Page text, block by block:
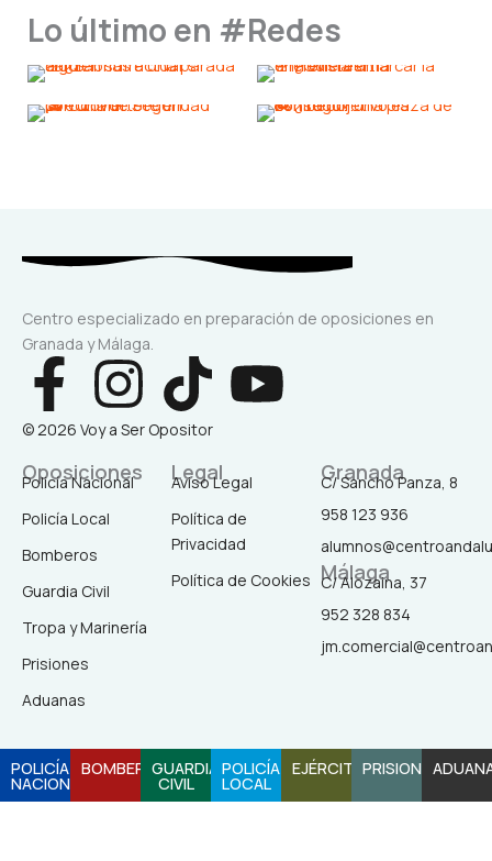
Lo último en #Redes
Centro especializado en preparación de oposiciones en
Granada y Málaga.
F
a
c
e
b
o
o
k
-
I
n
s
a
g
a
m
T
i
k
t
o
Y
u
© 2026 Voy a Ser Opositor
Oposiciones
Policía Nacional
Policía Local
Bomberos
Guardia Civil
Tropa y Marinería
Prisiones
Aduanas
Legal
Aviso Legal
Política de
Privacidad
Política de Cookies
Granada
C/ Sancho Panza, 8
958 123 936
Málaga
C/ Alozaina, 37
952 328 834
POLICÍA
NACIONAL
BOMBEROSGUARDIA
CIVIL
POLICÍA
LOCAL
EJÉRCITOPRISIONES